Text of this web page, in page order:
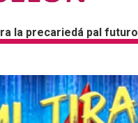
la precariedá pal futuro